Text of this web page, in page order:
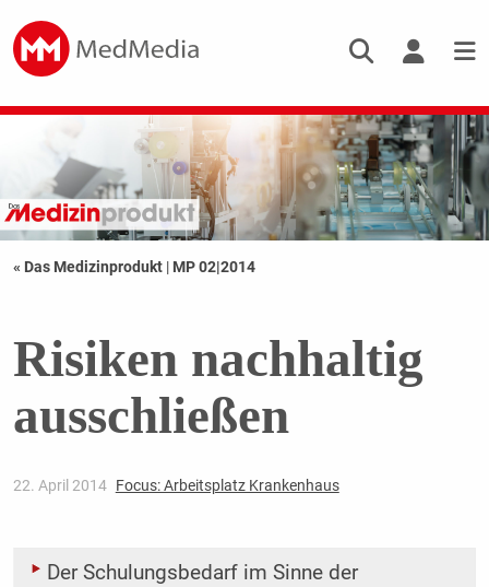
« Das Medizinprodukt | MP 02|2014
Risiken nachhaltig
ausschließen
22. April 2014 Focus: Arbeitsplatz Krankenhaus
Der Schulungsbedarf im Sinne der